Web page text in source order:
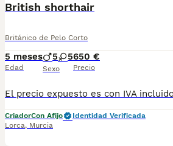
British shorthair
Británico de Pelo Corto
5 meses
Edad
5 5
Sexo
650 €
Precio
CriadorCon Afijo
Identidad Verificada
Lorca, Murcia